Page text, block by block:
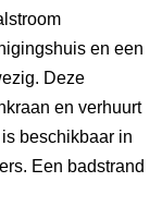
en een
Deze
en verhuurt
beschikbaar in
Een badstrand